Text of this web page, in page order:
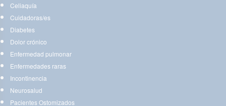
Celiaquía
Cuidadoras/es
Diabetes
Dolor crónico
Enfermedad pulmonar
Enfermedades raras
Incontinencia
Neurosalud
Pacientes Ostomizados